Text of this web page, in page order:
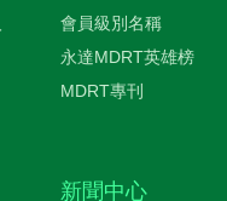
會員級別名稱
永達MDRT英雄榜
MDRT專刊
新聞中心